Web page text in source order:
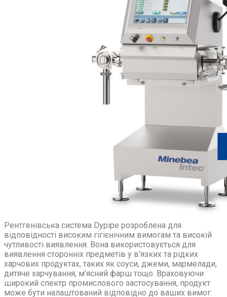
Рентгенівська система Dypipe розроблена для
відповідності високим гігієнічним вимогам та високій
чутливості виявлення. Вона використовується для
виявлення сторонніх предметів у в’язких та рідких
харчових продуктах, таких як соуси, джеми, мармелади,
дитяче харчування, м’ясний фарш тощо. Враховуючи
широкий спектр промислового застосування, продукт
може бути налаштований відповідно до ваших вимог.